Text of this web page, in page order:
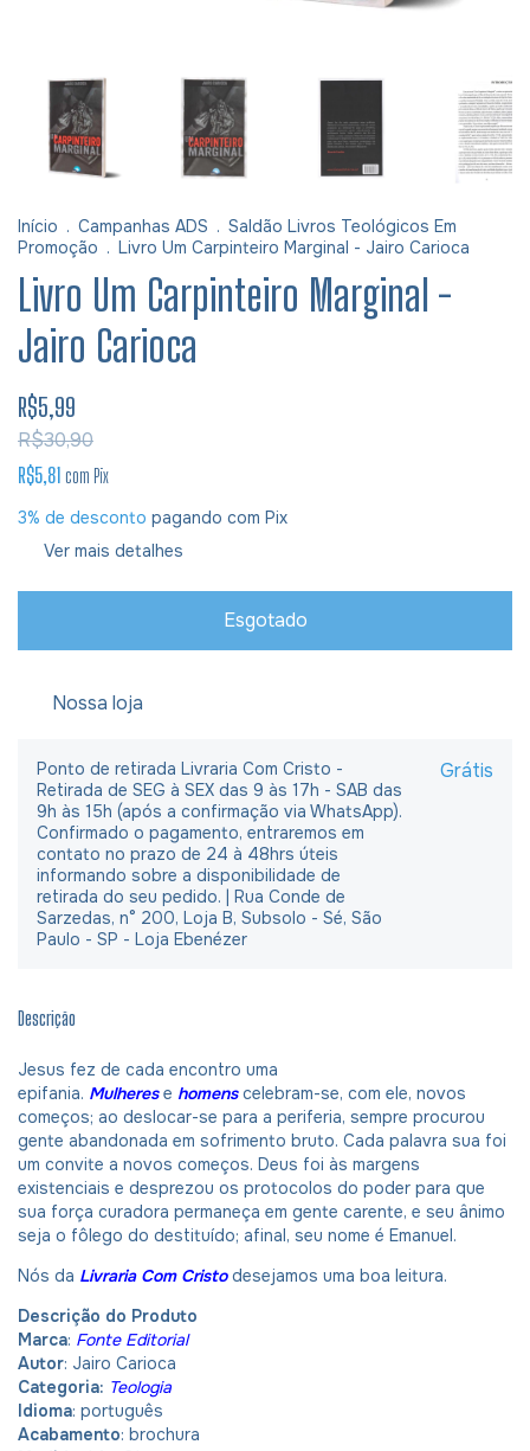
Início . Campanhas ADS . Saldão Livros Teológicos Em
Promoção . Livro Um Carpinteiro Marginal - Jairo Carioca
Livro Um Carpinteiro Marginal -
Jairo Carioca
R$5,99
R$30,90
R$5,81 com Pix
3% de desconto pagando com Pix
Ver mais detalhes
Nossa loja
Ponto de retirada Livraria Com Cristo -
Retirada de SEG à SEX das 9 às 17h - SAB das
9h às 15h (após a confirmação via WhatsApp).
Confirmado o pagamento, entraremos em
contato no prazo de 24 à 48hrs úteis
informando sobre a disponibilidade de
retirada do seu pedido. | Rua Conde de
Sarzedas, n° 200, Loja B, Subsolo - Sé, São
Paulo - SP - Loja Ebenézer
Grátis
Descrição
Jesus fez de cada encontro uma
epifania. Mulherese homenscelebram-se, com ele, novos
começos; ao deslocar-se para a periferia, sempre procurou
gente abandonada em sofrimento bruto. Cada palavra sua foi
um convite a novos começos. Deus foi às margens
existenciais e desprezou os protocolos do poder para que
sua força curadora permaneça em gente carente, e seu ânimo
seja o fôlego do destituído; afinal, seu nome é Emanuel.
Nós da Livraria Com Cristodesejamos uma boa leitura.
Descrição do Produto
Marca: Fonte Editorial
Autor: Jairo Carioca
Categoria: Teologia
Idioma: português
Acabamento: brochura